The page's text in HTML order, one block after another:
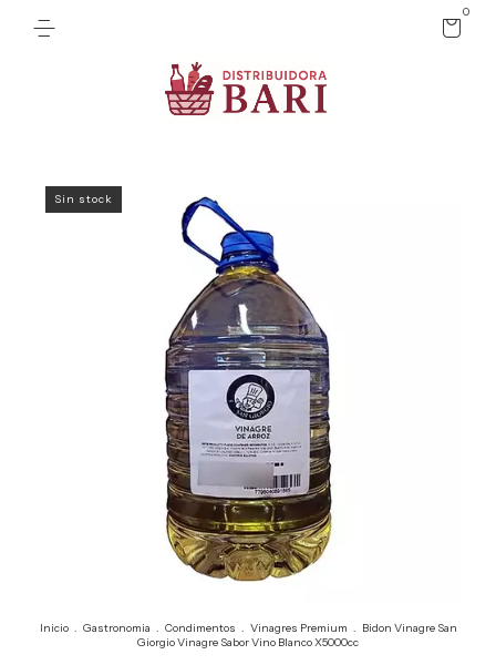
0
Sin stock
Inicio . Gastronomia . Condimentos . Vinagres Premium . Bidon Vinagre San
Giorgio Vinagre Sabor Vino Blanco X5000cc